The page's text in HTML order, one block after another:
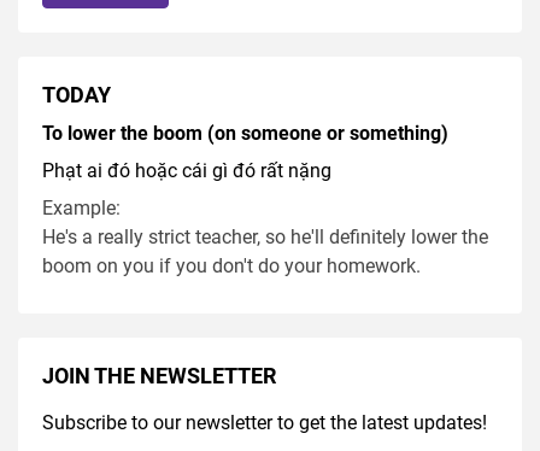
TODAY
To lower the boom (on someone or something)
Phạt ai đó hoặc cái gì đó rất nặng
Example:
He's a really strict teacher, so he'll definitely lower the
boom on you if you don't do your homework.
JOIN THE NEWSLETTER
Subscribe to our newsletter to get the latest updates!